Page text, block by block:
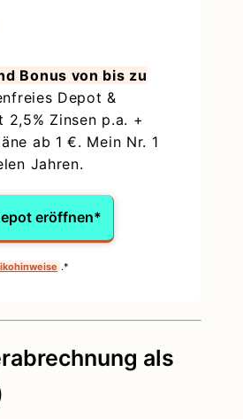
Bonus von bis zu
Depot &
2,5% Zinsen p.a. +
ab 1 €. Mein Nr. 1
Jahren.
eröffnen*
.*
als